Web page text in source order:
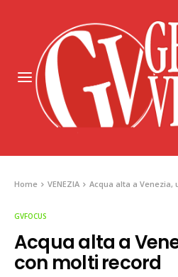
Home VENEZIA Acqua alta a Venezia,
GVFOCUS
Acqua alta a
con molti record